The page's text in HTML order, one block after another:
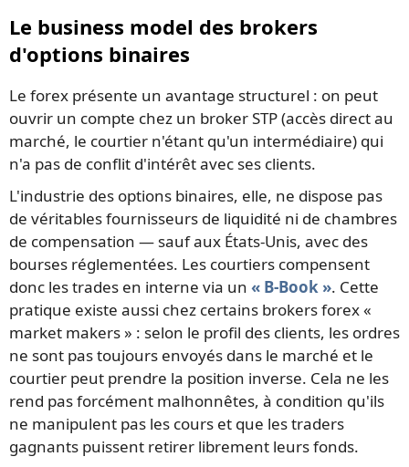
Le business model des brokers
d'options binaires
Le forex présente un avantage structurel : on peut
ouvrir un compte chez un broker STP (accès direct au
marché, le courtier n'étant qu'un intermédiaire) qui
n'a pas de conflit d'intérêt avec ses clients.
L'industrie des options binaires, elle, ne dispose pas
de véritables fournisseurs de liquidité ni de chambres
de compensation — sauf aux États-Unis, avec des
bourses réglementées. Les courtiers compensent
donc les trades en interne via un « B-Book ». Cette
pratique existe aussi chez certains brokers forex «
market makers » : selon le profil des clients, les ordres
ne sont pas toujours envoyés dans le marché et le
courtier peut prendre la position inverse. Cela ne les
rend pas forcément malhonnêtes, à condition qu'ils
ne manipulent pas les cours et que les traders
gagnants puissent retirer librement leurs fonds.